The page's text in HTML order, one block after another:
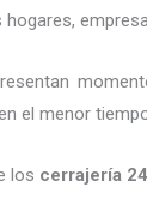
el menor
los cerrajería